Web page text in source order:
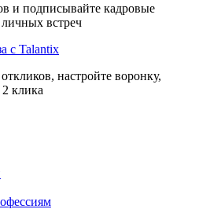
и подписывайте кадровые
встреч
с Talantix
настройте воронку,
клика